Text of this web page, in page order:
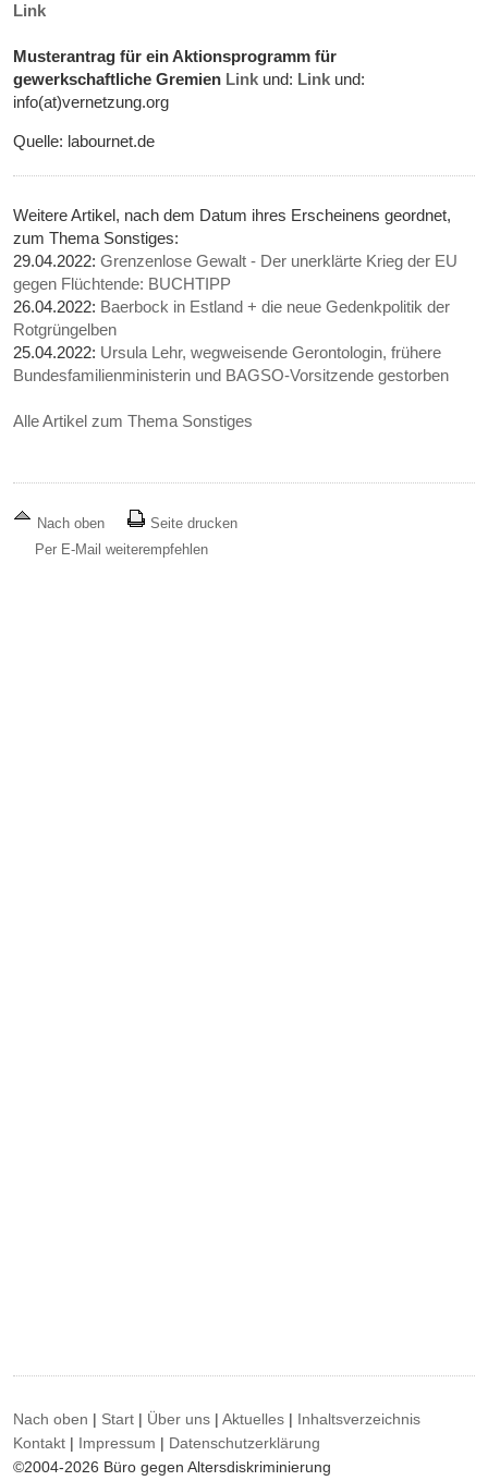
Link
Musterantrag für ein Aktionsprogramm für
gewerkschaftliche Gremien Link und: Link und:
info(at)vernetzung.org
Quelle: labournet.de
Weitere Artikel, nach dem Datum ihres Erscheinens geordnet,
zum Thema Sonstiges:
29.04.2022:Grenzenlose Gewalt - Der unerklärte Krieg der EU
gegen Flüchtende: BUCHTIPP
26.04.2022: Baerbock in Estland + die neue Gedenkpolitik der
Rotgrüngelben
25.04.2022: Ursula Lehr, wegweisende Gerontologin, frühere
Bundesfamilienministerin und BAGSO-Vorsitzende gestorben
Alle Artikel zum Thema Sonstiges
Nach oben
Seite drucken
Per E-Mail weiterempfehlen
Nach oben | Start | Über uns |Aktuelles | Inhaltsverzeichnis
Kontakt | Impressum | Datenschutzerklärung
©2004-2026 Büro gegen Altersdiskriminierung